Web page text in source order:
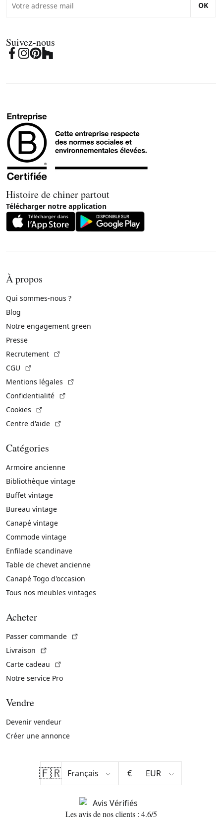
OK
Suivez-nous
Histoire de chiner partout
Télécharger notre application
À propos
Qui sommes-nous ?
Blog
Notre engagement green
Presse
Recrutement
CGU
Mentions légales
Confidentialité
Cookies
Centre d'aide
Catégories
Armoire ancienne
Bibliothèque vintage
Buffet vintage
Bureau vintage
Canapé vintage
Commode vintage
Enfilade scandinave
Table de chevet ancienne
Canapé Togo d'occasion
Tous nos meubles vintages
Acheter
Passer commande
Livraison
Carte cadeau
Notre service Pro
Vendre
Devenir vendeur
Créer une annonce
🇫🇷 €
Les avis de nos clients : 4.6/5